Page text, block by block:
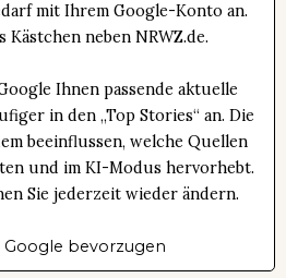
mit Ihrem Google-Konto an.
Kästchen neben NRWZ.de.
Ihnen passende aktuelle
in den „Top Stories“ an. Die
beeinflussen, welche Quellen
und im KI-Modus hervorhebt.
Sie jederzeit wieder ändern.
Google bevorzugen